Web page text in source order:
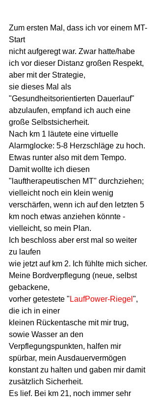
Zum ersten Mal, dass ich vor einem MT-
Start
nicht aufgeregt war. Zwar hatte/habe
ich vor dieser Distanz großen Respekt,
aber mit der Strategie,
sie dieses Mal als
"Gesundheitsorientierten Dauerlauf"
abzulaufen, empfand ich auch eine
große Selbstsicherheit.
Nach km 1 läutete eine virtuelle
Alarmglocke: 5-8 Herzschläge zu hoch.
Etwas runter also mit dem Tempo.
Damit wollte ich diesen
"lauftherapeutischen MT" durchziehen;
vielleicht noch ein klein wenig
verschärfen, wenn ich auf den letzten 5
km noch etwas anziehen könnte -
vielleicht, so mein Plan.
Ich beschloss aber erst mal so weiter
zu laufen
wie jetzt auf km 2. Ich fühlte mich sicher.
Meine Bordverpflegung (neue, selbst
gebackene,
vorher getestete " LaufPower-Riegel ",
die ich in einer
kleinen Rückentasche mit mir trug,
sowie Wasser an den
Verpflegungspunkten, halfen mir
spürbar, mein Ausdauervermögen
konstant zu halten und gaben mir damit
zusätzlich Sicherheit.
Es lief. Bei km 21, noch immer sehr